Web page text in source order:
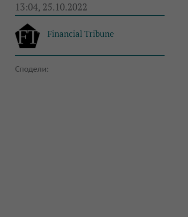
13:04, 25.10.2022
Financial Tribune
Сподели: